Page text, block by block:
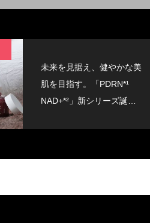
未来を見据え、健やかな美
肌を目指す。「PDRN*¹
NAD+*²」新シリーズ誕